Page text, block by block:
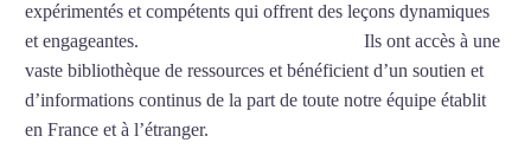
expérimentés et compétents qui offrent des leçons dynamiques
et engageantes.
Ils ont accès à une
vaste bibliothèque de ressources et bénéficient d’un soutien et
d’informations continus de la part de toute notre équipe établit
en France et à l’étranger.